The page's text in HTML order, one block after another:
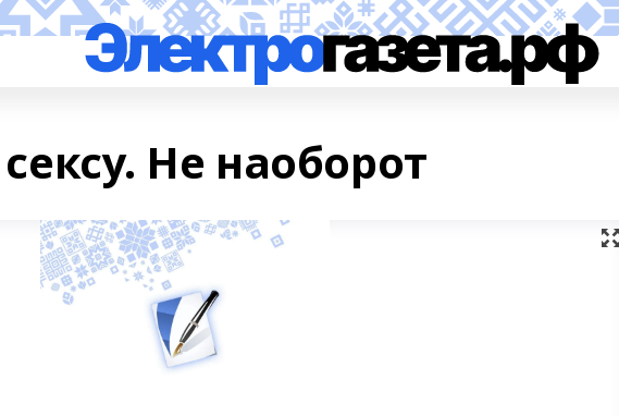
Не наоборот